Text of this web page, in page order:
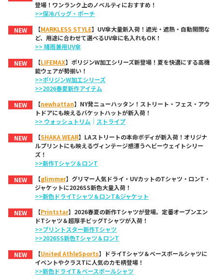
登場！ワンランク上のノベルティにおすすめ！
>>保冷バッグ・ポーチ
NEW
【MARKLESS STYLE】UV傘大量新入荷！遮光・遮熱・自動開閉な
ど、用途に合わせて選べるUV傘に名入れもOK！
>> 晴雨兼用UV傘
NEW
【LIFEMAX】ポリジンW加工シリーズ新登場！夏を快適にする高機
能ウェアが勢揃い！
>>ポリジンW加工シリーズ
>>2026春夏新作アイテム
NEW
【newhattan】NY発ニューハッタン！ストリート・フェス・アウ
トドアにも映えるバケットハットが新入荷！
>> ウォッシュトリム ｜ ストライプ
NEW
【SHAKA WEAR】LAストリートの本命ボディが新入荷！オリジナ
ルプリントにも映えるヴィンテージ感漂うヘビーウェイトシリー
ズ！
>>新作Tシャツ＆ロンT
NEW
【glimmer】グリマー人気ドライ・UVカットのTシャツ・ロンT・
ジャケットに2026SS新色大量入荷！
>>新色ドライTシャツ＆ロンT&ジャケット
NEW
【Printstar】2026春夏の新作Tシャツが登場。定番オープンエン
ドTシャツ＆超厚手ビッグTシャツが入荷！
>>プリントスター新作Tシャツ
>>2026SS新色Tシャツ＆ロンT
NEW
【United AthleSports】ドライTシャツ＆ベースボールシャツに
イベントやクラスTに人気のカモ柄登場！
>>新色ドライT＆ベースボールシャツ